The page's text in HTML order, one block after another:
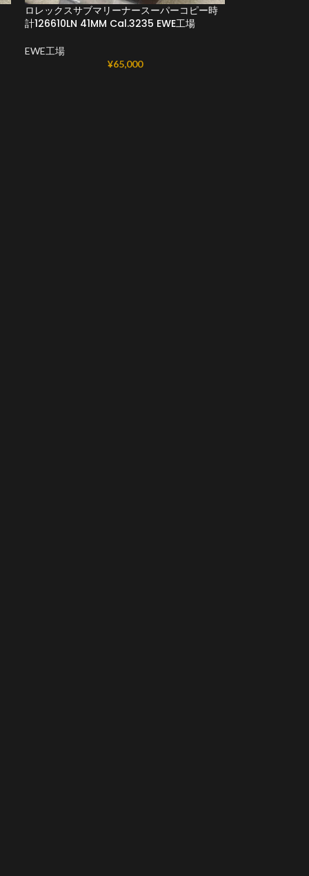
ロレックスサブマリーナースーパーコピー時
計126610LN 41MM Cal.3235 EWE工場
EWE工場
¥65,000